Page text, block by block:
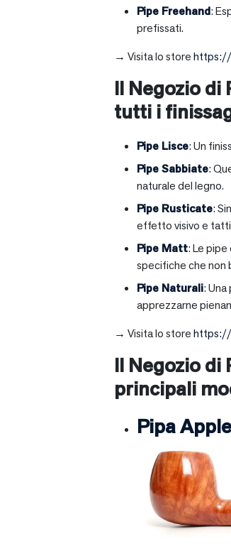
Pipe Freehand:
prefissati.
→ Visita lo storehttps://
Il Negozio di
tutti i
Pipe Lisce: Un
Pipe Sabbiate:
naturale del legno.
Pipe Rusticate:
effetto visivo e
Pipe Matt: Le
specifiche che non
Pipe Naturali:
apprezzarne
→ Visita lo storehttps://
Il Negozio di
principali
Pipa